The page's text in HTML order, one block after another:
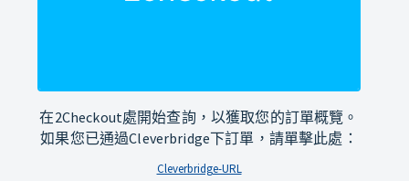
在2Checkout處開始查詢，以獲取您的訂單概覽。
如果您已通過Cleverbridge下訂單，請單擊此處：
Cleverbridge-URL